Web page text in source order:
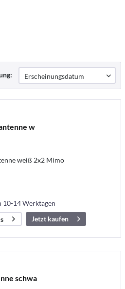
w
weiß 2x2 Mimo
10-14 Werktagen
Jetzt kaufen
schwa